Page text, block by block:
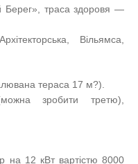
Берег», траса здоровя —
Вільямса,
тераса 17 м?).
зробити третю),
на 12 кВт вартістю 8000